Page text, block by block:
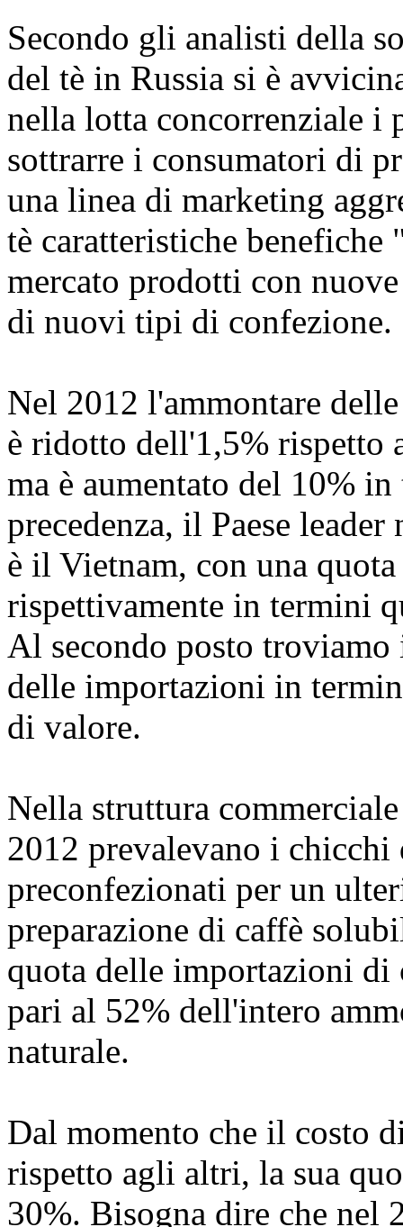
Secondo gli analisti della
del tè in Russia si è
nella lotta concorrenziale i
sottrarre i consumatori di
una linea di marketing
tè caratteristiche
mercato prodotti con
di nuovi tipi di confezione.
Nel 2012 l'ammontare
è ridotto dell'1,5%
ma è aumentato del 10%
precedenza, il Paese
è il Vietnam, con una
rispettivamente in termini
Al secondo posto
delle importazioni in
di valore.
Nella struttura
2012 prevalevano i chicchi
preconfezionati per un
preparazione di caffè
quota delle importazioni di
pari al 52% dell'intero
naturale.
Dal momento che il costo
rispetto agli altri, la sua
30%. Bisogna dire che nel